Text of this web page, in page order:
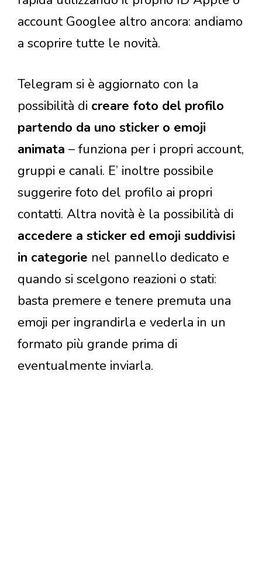
account Googlee altro ancora: andiamo
a scoprire tutte le novità.
Telegram si è aggiornato con la
possibilità di creare foto del profilo
partendo da uno sticker o emoji
animata – funziona per i propri account,
gruppi e canali. E’ inoltre possibile
suggerire foto del profilo ai propri
contatti. Altra novità è la possibilità di
accedere a sticker ed emoji suddivisi
in categorie nel pannello dedicato e
quando si scelgono reazioni o stati:
basta premere e tenere premuta una
emoji per ingrandirla e vederla in un
formato più grande prima di
eventualmente inviarla.